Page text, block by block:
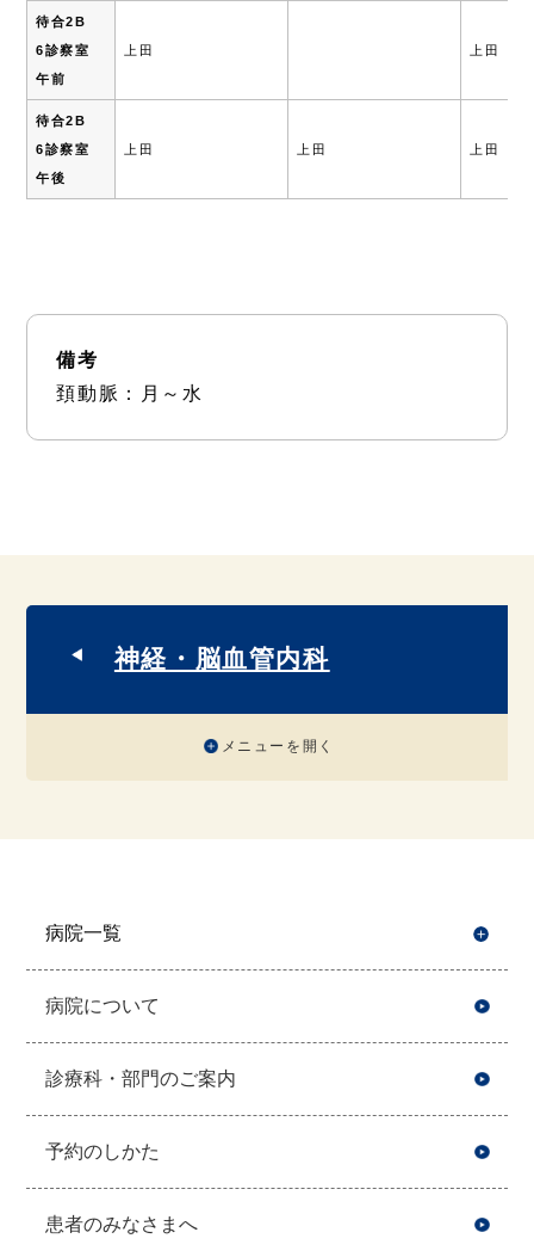
待合2B
6診察室
午前
上田
待合2B
6診察室
午後
上田 上田
備考
頚動脈：月～水
神経・脳血管内科
メニューを開く
病院一覧
病院について
診療科・部門のご案内
予約のしかた
患者のみなさまへ